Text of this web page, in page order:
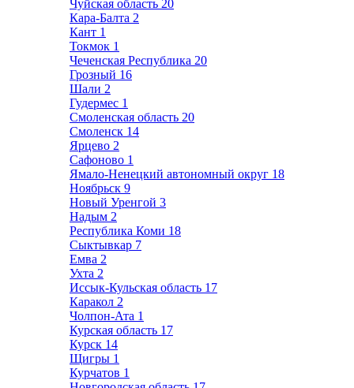
Чуйская область 20
Кара-Балта 2
Кант 1
Токмок 1
Чеченская Республика 20
Грозный 16
Шали 2
Гудермес 1
Смоленская область 20
Смоленск 14
Ярцево 2
Сафоново 1
Ямало-Ненецкий автономный округ 18
Ноябрьск 9
Новый Уренгой 3
Надым 2
Республика Коми 18
Сыктывкар 7
Емва 2
Ухта 2
Иссык-Кульская область 17
Каракол 2
Чолпон-Ата 1
Курская область 17
Курск 14
Щигры 1
Курчатов 1